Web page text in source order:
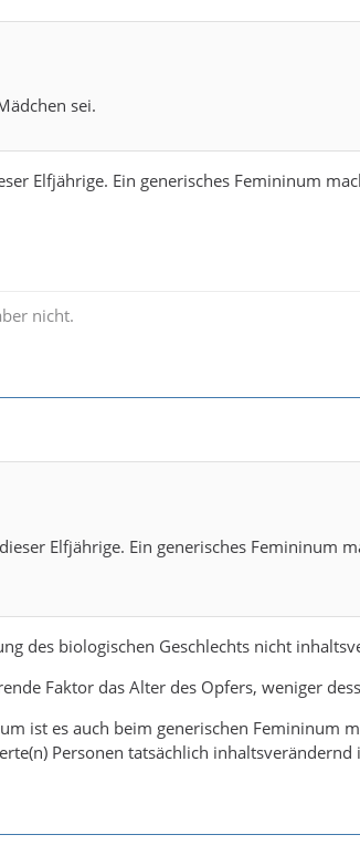
sei.
Elfjährige. Ein generisches Femininum
nicht.
Elfjährige. Ein generisches Femininum
des biologischen Geschlechts nicht
Faktor das Alter des Opfers, weniger
ist es auch beim generischen Femininum
Personen tatsächlich inhaltsverändernd